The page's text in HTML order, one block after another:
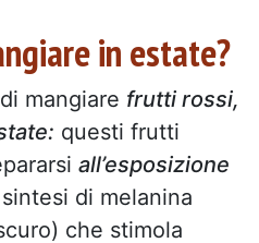
in estate?
mangiare frutti rossi,
questi frutti
all’esposizione
di melanina
che stimola